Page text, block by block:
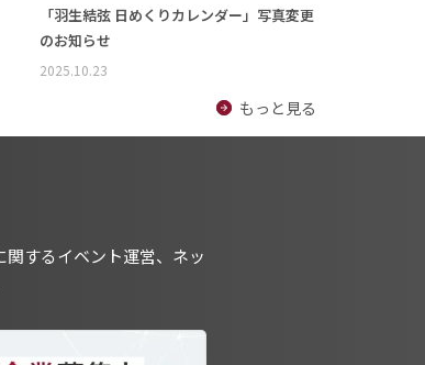
「羽生結弦 日めくりカレンダー」写真変更
のお知らせ
2025.10.23
もっと見る
するイベント運営、ネッ